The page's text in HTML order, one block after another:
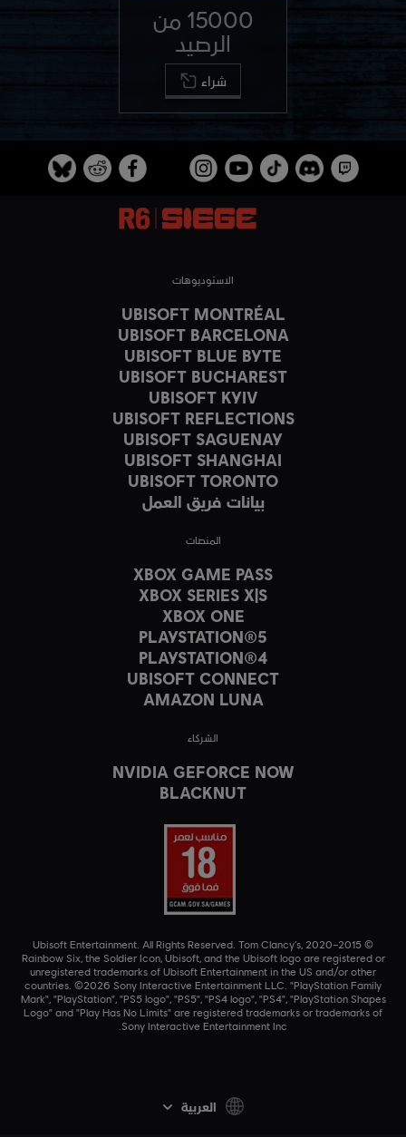
15000 من
الرصيد
شراء
الاستوديوهات
UBISOFT MONTRÉAL
UBISOFT BARCELONA
UBISOFT BLUE BYTE
UBISOFT BUCHAREST
UBISOFT KYIV
UBISOFT REFLECTIONS
UBISOFT SAGUENAY
UBISOFT SHANGHAI
UBISOFT TORONTO
بيانات فريق العمل
المنصات
XBOX GAME PASS
XBOX SERIES X|S
XBOX ONE
PLAYSTATION®5
PLAYSTATION®4
UBISOFT CONNECT
AMAZON LUNA
الشركاء
NVIDIA GEFORCE NOW
BLACKNUT
© 2015–2020 Ubisoft Entertainment. All Rights Reserved. Tom Clancy’s,
Rainbow Six, the Soldier Icon, Ubisoft, and the Ubisoft logo are registered or
unregistered trademarks of Ubisoft Entertainment in the US and/or other
countries. ©2026 Sony Interactive Entertainment LLC. "PlayStation Family
Mark", "PlayStation", "PS5 logo", "PS5", "PS4 logo", "PS4", "PlayStation Shapes
Logo" and "Play Has No Limits" are registered trademarks or trademarks of
Sony Interactive Entertainment Inc.
العربية